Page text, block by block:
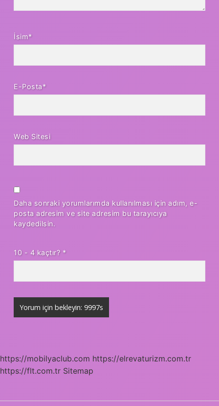
İsim*
E-Posta*
Web Sitesi
Daha sonraki yorumlarımda kullanılması için adım, e-
posta adresim ve site adresim bu tarayıcıya
kaydedilsin.
10 - 4 kaçtır? *
https://mobilyaclub.com https://elrevaturizm.com.tr
https://flt.com.tr Sitemap